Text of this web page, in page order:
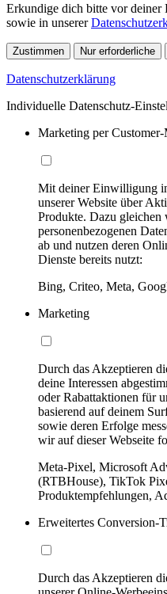
Erkundige dich bitte vor
sowie in unserer
Zustimmen Nur erforderliche
Datenschutzerklärung
Individuelle Datenschutz-
Marketing per Customer-
Mit deiner Einwilligung
unserer Website über
Produkte. Dazu gleichen
personenbezogenen
ab und nutzen deren
Dienste bereits nutzt:
Bing, Criteo, Meta,
Marketing
Durch das Akzeptieren
deine Interessen
oder Rabattaktionen für
basierend auf deinem
sowie deren Erfolge
wir auf dieser Webseite
Meta-Pixel, Microsoft
(RTBHouse), TikTok
Produktempfehlungen,
Erweitertes Conversion-
Durch das Akzeptieren